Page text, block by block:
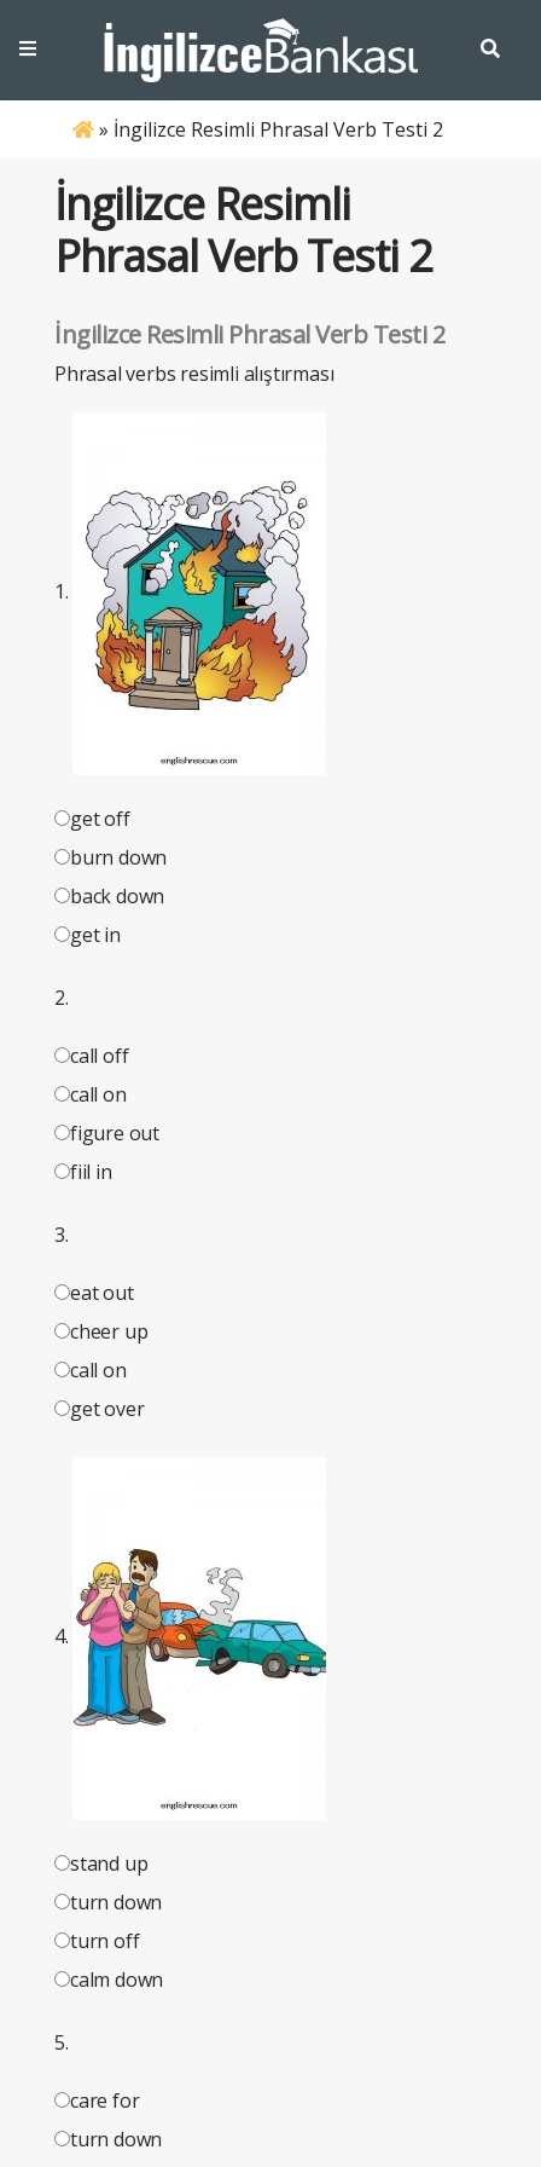
» İngilizce Resimli Phrasal Verb Testi 2
İngilizce Resimli
Phrasal Verb Testi 2
İngilizce Resimli Phrasal Verb Testi 2
Phrasal verbs resimli alıştırması
1.
get off
burn down
back down
get in
2.
call off
call on
figure out
fiil in
3.
eat out
cheer up
call on
get over
4.
stand up
turn down
turn off
calm down
5.
care for
turn down